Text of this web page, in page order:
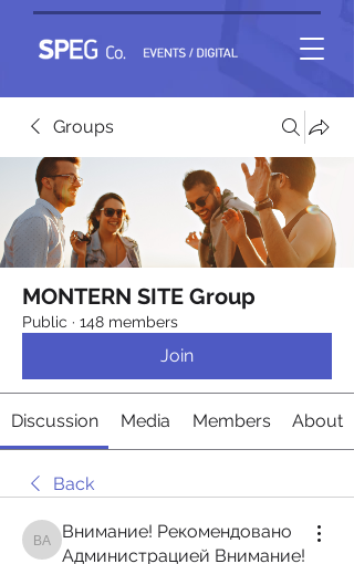
Groups
MONTERN SITE Group
Public · 148 members
Join
Discussion Media Members About
Back
Внимание! Рекомендовано Администрацией
Внимание! Рекомендовано
Администрацией Внимание!